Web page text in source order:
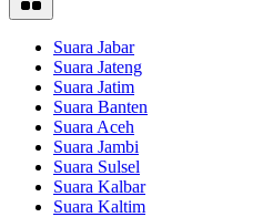
Suara Jabar
Suara Jateng
Suara Jatim
Suara Banten
Suara Aceh
Suara Jambi
Suara Sulsel
Suara Kalbar
Suara Kaltim